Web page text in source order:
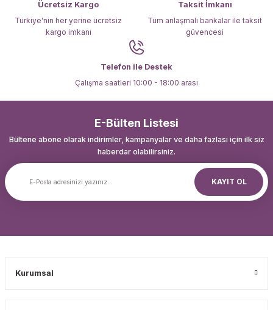
Ücretsiz Kargo
Türkiye'nin her yerine ücretsiz
kargo imkanı
Taksit İmkanı
Tüm anlaşmalı bankalar ile taksit
güvencesi
Telefon ile Destek
Çalışma saatleri 10:00 - 18:00 arası
E-Bülten Listesi
Bültene abone olarak indirimler, kampanyalar ve daha fazlası için ilk siz
haberdar olabilirsiniz.
KAYIT OL
Kurumsal